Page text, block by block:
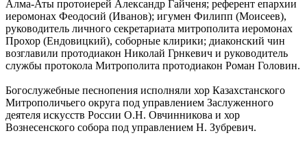
Алма-Аты протоиерей Александр Гайченя; референт епархии
иеромонах Феодосий (Иванов); игумен Филипп (Моисеев),
руководитель личного секретариата митрополита иеромонах
Прохор (Ендовицкий), соборные клирики; диаконский чин
возглавили протодиакон Николай Грнкевич и руководитель
службы протокола Митрополита протодиакон Роман Головин.
Богослужебные песнопения исполняли хор Казахстанского
Митрополичьего округа под управлением Заслуженного
деятеля искусств России О.Н. Овчинникова и хор
Вознесенского собора под управлением Н. Зубревич.